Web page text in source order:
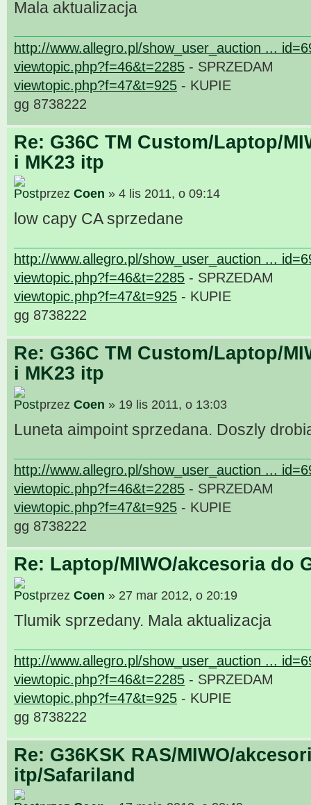
Mala aktualizacja
http://www.allegro.pl/show_user_auction ...
viewtopic.php?f=46&t=2285 - SPRZEDAM
viewtopic.php?f=47&t=925 - KUPIE
gg 8738222
Re: G36C TM Custom/Laptop/
i MK23 itp
przez Coen » 4 lis 2011, o 09:14
low capy CA sprzedane
http://www.allegro.pl/show_user_auction ...
viewtopic.php?f=46&t=2285 - SPRZEDAM
viewtopic.php?f=47&t=925 - KUPIE
gg 8738222
Re: G36C TM Custom/Laptop/
i MK23 itp
przez Coen » 19 lis 2011, o 13:03
Luneta aimpoint sprzedana. Doszly
http://www.allegro.pl/show_user_auction ...
viewtopic.php?f=46&t=2285 - SPRZEDAM
viewtopic.php?f=47&t=925 - KUPIE
gg 8738222
Re: Laptop/MIWO/akcesoria do
przez Coen » 27 mar 2012, o 20:19
Tlumik sprzedany. Mala aktualizacja
http://www.allegro.pl/show_user_auction ...
viewtopic.php?f=46&t=2285 - SPRZEDAM
viewtopic.php?f=47&t=925 - KUPIE
gg 8738222
Re: G36KSK RAS/MIWO/
itp/Safariland